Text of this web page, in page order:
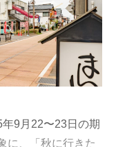
9月22〜23日の期
に、「秋に行きた